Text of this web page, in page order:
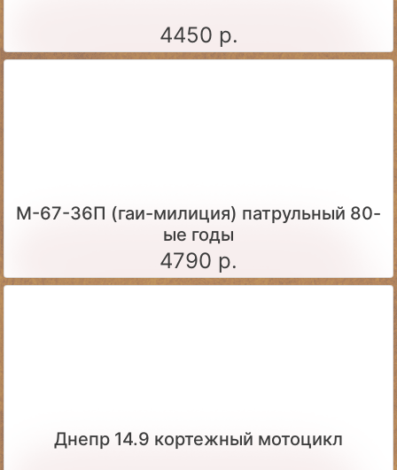
4450 р.
М-67-36П (гаи-милиция) патрульный 80-
ые годы
4790 р.
Днепр 14.9 кортежный мотоцикл